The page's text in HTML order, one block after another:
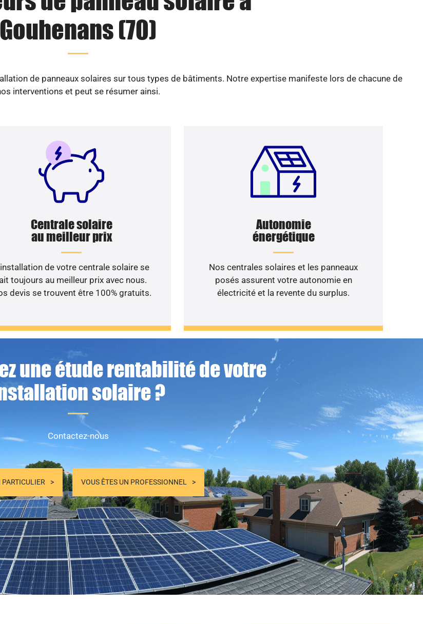
Gouhenans (70)
de panneaux solaires sur tous types de bâtiments. Notre expertise manifeste lors de chacune de
interventions et peut se résumer ainsi.
Centrale solaire
au meilleur prix
de votre centrale solaire se
toujours au meilleur prix avec nous.
devis se trouvent être 100% gratuits.
Autonomie
énergétique
Nos centrales solaires et les panneaux
posés assurent votre autonomie en
électricité et la revente du surplus.
une étude rentabilité de votre
solaire ?
Contactez-nous
PARTICULIER VOUS ÊTES UN PROFESSIONNEL